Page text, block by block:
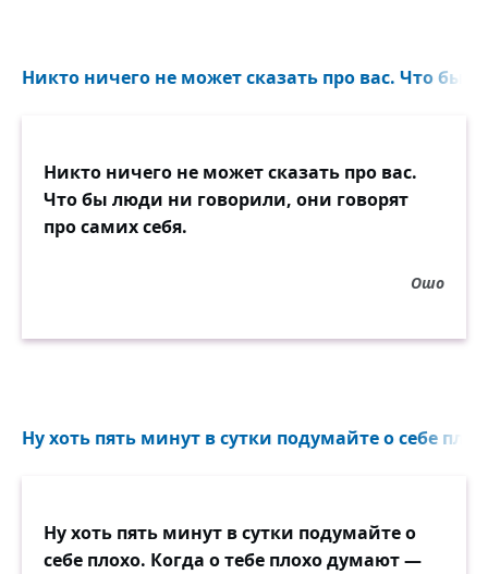
Никто ничего не может сказать про вас. Что бы
Никто ничего не может сказать про вас.
Что бы люди ни говорили, они говорят
про самих себя.
Ошо
Ну хоть пять минут в сутки подумайте о себе
Ну хоть пять минут в сутки подумайте о
себе плохо. Когда о тебе плохо думают —